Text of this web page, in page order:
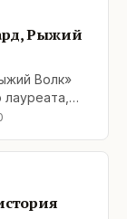
Рыжий
Волк»
в
этого
найдёте